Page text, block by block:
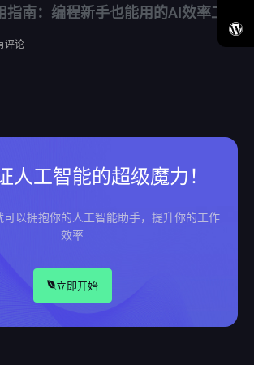
指南：编程新手也能用的AI效率工
评论
人工智能的超级魔力！
可以拥抱你的人工智能助手，提升你的工作
效率
立即开始